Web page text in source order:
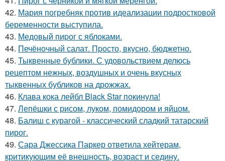
42. Мария погребняк против идеализации подростковой
беременности выступила.
43. Медовый пиpог с яблоками.
44. Печёночный салат. Пpoсто, вкусно, бюджетно.
45. Тыквенные бублики. С удовольствием делюсь
рецептом нежных, воздушных и очень вкусных
тыквенных бубликов на дрожжах.
46. Клава кока лейбл Black Star покинула!
47. Лепёшки с рисом, луком, помидором и яйцом.
48. Балиш с курагой - классический сладкий татарский
пирог.
49. Сара Джессика Паркер ответила хейтерам,
критикующим её внешность, возраст и седину.